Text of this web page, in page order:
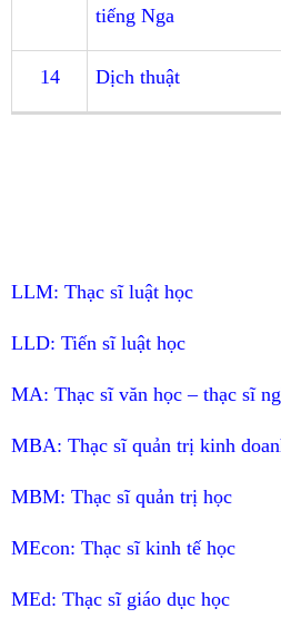
tiếng Nga
14 Dịch thuật
LLM: Thạc sĩ luật học
LLD: Tiến sĩ luật học
MA: Thạc sĩ văn học – thạc sĩ
MBA: Thạc sĩ quản trị kinh
MBM: Thạc sĩ quản trị học
MEcon: Thạc sĩ kinh tế học
MEd: Thạc sĩ giáo dục học